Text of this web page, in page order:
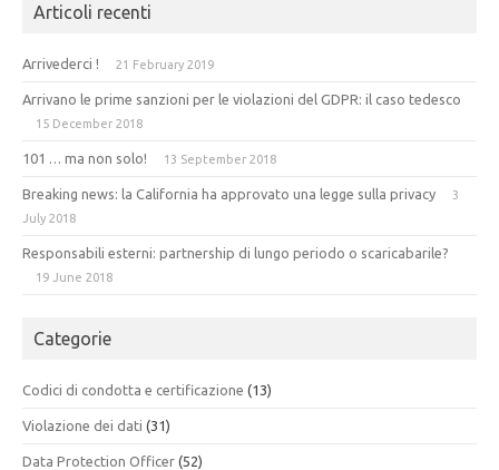
Articoli recenti
Arrivederci ! 21 February 2019
Arrivano le prime sanzioni per le violazioni del GDPR: il caso tedesco
15 December 2018
101 … ma non solo! 13 September 2018
Breaking news: la California ha approvato una legge sulla privacy
3
July 2018
Responsabili esterni: partnership di lungo periodo o scaricabarile?
19 June 2018
Categorie
Codici di condotta e certificazione (13)
Violazione dei dati (31)
Data Protection Officer (52)